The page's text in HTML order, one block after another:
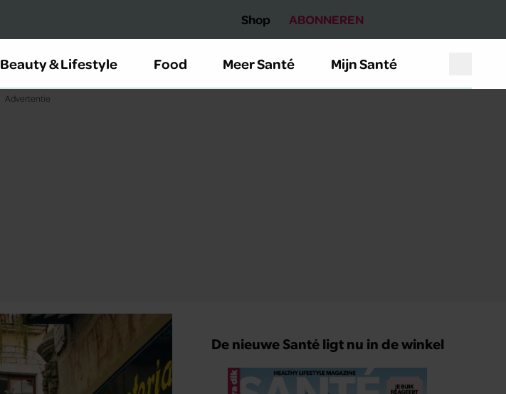
Shop ABONNEREN
Beauty & Lifestyle Food Meer Santé Mijn Santé
De nieuwe Santé ligt nu in de winkel